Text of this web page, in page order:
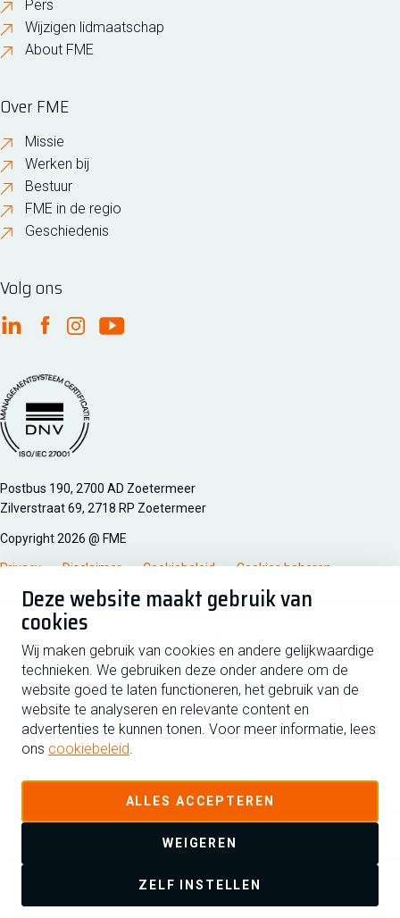
Deze website maakt gebruik van
cookies
Wij maken gebruik van cookies en andere gelijkwaardige
technieken. We gebruiken deze onder andere om de
website goed te laten functioneren, het gebruik van de
website te analyseren en relevante content en
advertenties te kunnen tonen. Voor meer informatie, lees
ons cookiebeleid.
ALLES ACCEPTEREN
WEIGEREN
ZELF INSTELLEN
Pers
Wijzigen lidmaatschap
About FME
Over FME
Missie
Werken bij
Bestuur
FME in de regio
Geschiedenis
Volg ons
FME Linkedin
FME Facebook
FME Instagram
FME Youtube
Managementsyteem certificatie DNV iso/iec 27001
Postbus 190, 2700 AD Zoetermeer
Zilverstraat 69, 2718 RP Zoetermeer
Copyright 2026 @ FME
Privacy Disclaimer Cookiebeleid Cookies beheren
Schrijf je in voor de nieuwsbrief
Voornaam
Achternaam
Ja ik schrijf me in voor de nieuwsbrief en ga akkoord met de